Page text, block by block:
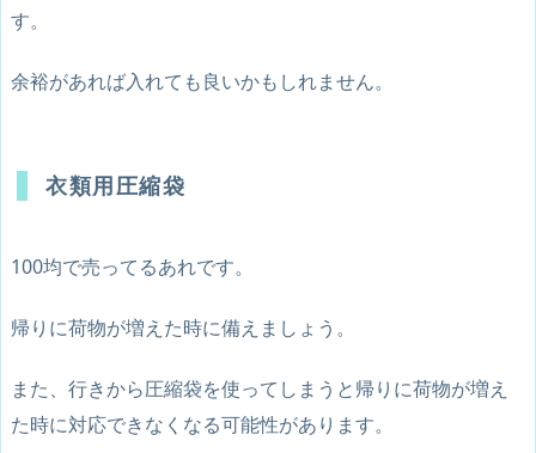
す。
余裕があれば入れても良いかもしれません。
衣類用圧縮袋
100均で売ってるあれです。
帰りに荷物が増えた時に備えましょう。
また、行きから圧縮袋を使ってしまうと帰りに荷物が増え
た時に対応できなくなる可能性があります。